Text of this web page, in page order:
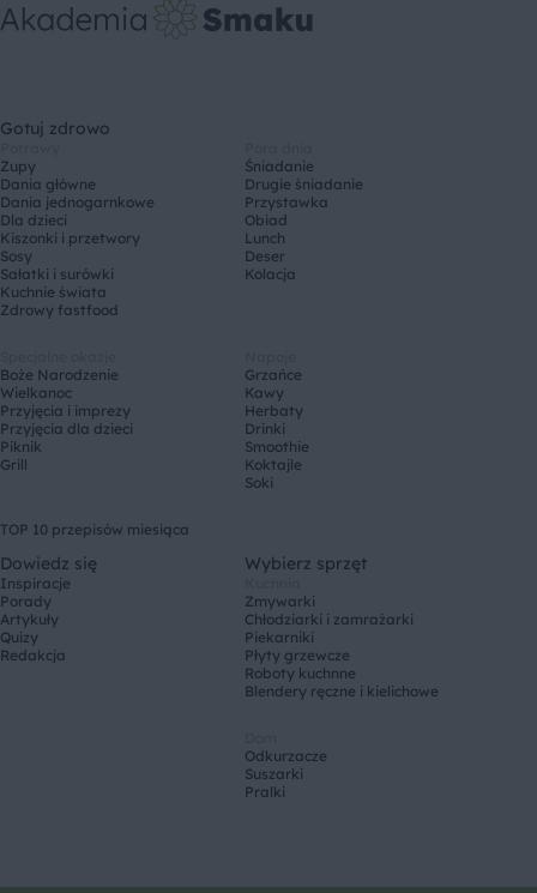
Gotuj zdrowo
Zupy
Dania główne
Dania jednogarnkowe
Dla dzieci
Kiszonki i przetwory
Sosy
Sałatki i surówki
Kuchnie świata
Zdrowy fastfood
Śniadanie
Drugie śniadanie
Przystawka
Obiad
Lunch
Deser
Kolacja
Boże Narodzenie
Wielkanoc
Przyjęcia i imprezy
Przyjęcia dla dzieci
Piknik
Grill
Grzańce
Kawy
Herbaty
Drinki
Smoothie
Koktajle
Soki
TOP 10 przepisów miesiąca
Dowiedz się
Inspiracje
Porady
Artykuły
Quizy
Redakcja
Wybierz sprzęt
Zmywarki
Chłodziarki i zamrażarki
Piekarniki
Płyty grzewcze
Roboty kuchnne
Blendery ręczne i kielichowe
Odkurzacze
Suszarki
Pralki